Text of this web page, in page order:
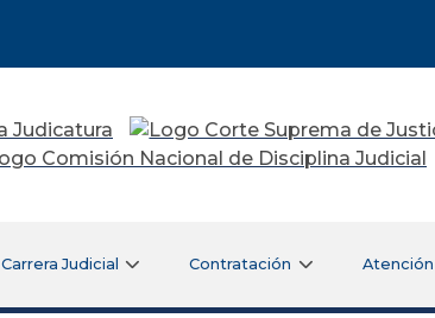
Carrera Judicial Contratación Atención